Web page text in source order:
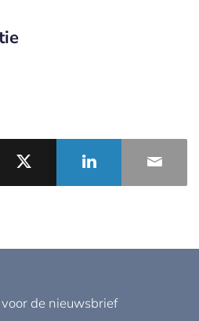
de nieuwsbrief